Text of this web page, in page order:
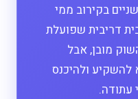
פי שניים בקירוב ממי
בגלל ריבית דריבית שפועלת
מובן, אבל
להשקיע ולהיכנס